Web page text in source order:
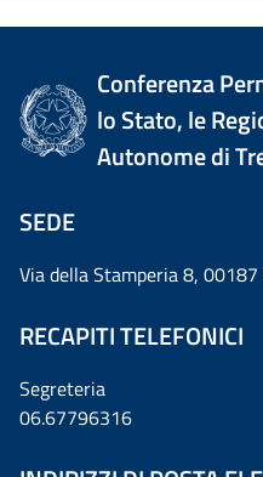
Conferenza
lo Stato, le
Autonome di
SEDE
Via della Stamperia 8, 00187
RECAPITI TELEFONICI
Segreteria
06.67796316